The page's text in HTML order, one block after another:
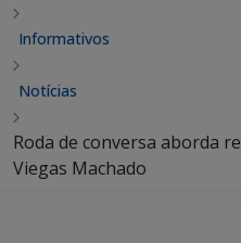
Informativos
Notícias
Roda de conversa aborda
Viegas Machado